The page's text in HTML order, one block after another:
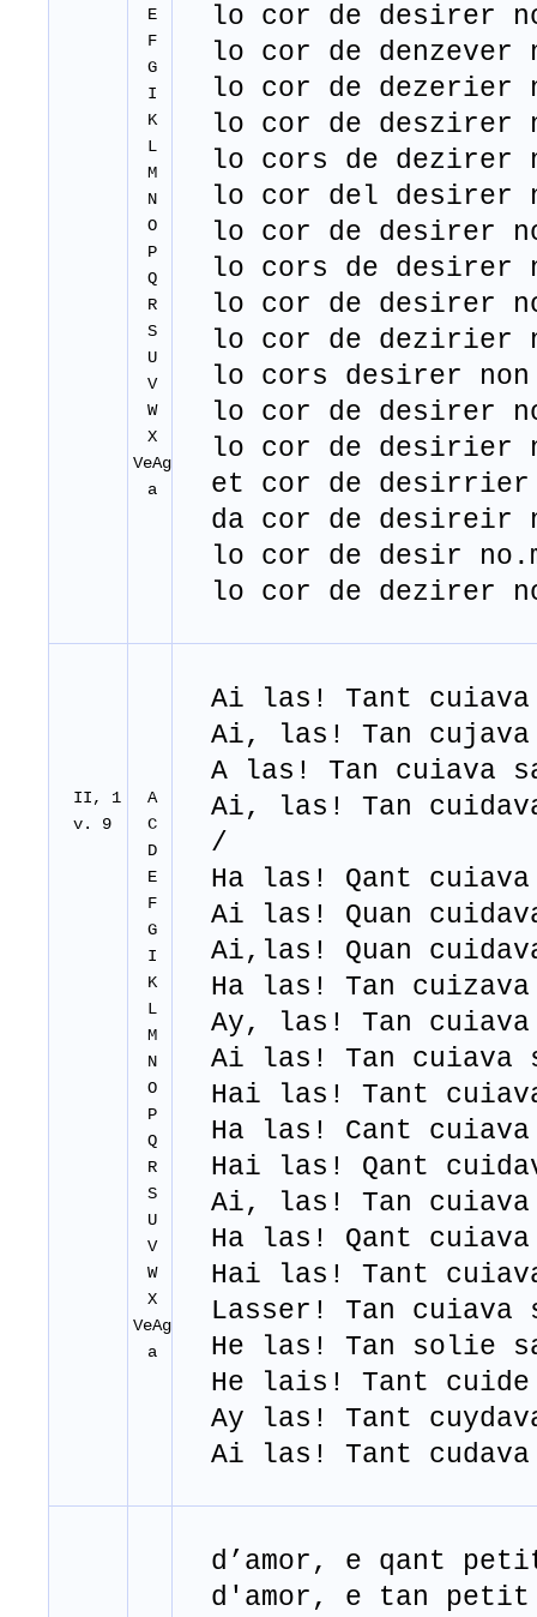
E
F
G
I
K
L
M
N
O
P
Q
R
S
U
V
W
X
VeAg
a
lo cor de desirer
lo cor de denzever
lo cor de dezerier
lo cor de deszirer
lo cors de dezirer
lo cor del desirer
lo cor de desirer
lo cors de desirer
lo cor de desirer
lo cor de dezirier
lo cors desirer
lo cor de desirer
lo cor de desirier
et cor de desirrier
da cor de desireir
lo cor de desir
lo cor de dezirer
II, 1
v. 9
A
C
D
E
F
G
I
K
L
M
N
O
P
Q
R
S
U
V
W
X
VeAg
a
Ai las! Tant cuiava
Ai, las! Tan cujava
A las! Tan cuiava
Ai, las! Tan
/
Ha las! Qant cuiava
Ai las! Quan
Ai,las! Quan
Ha las! Tan cuizava
Ay, las! Tan cuiava
Ai las! Tan cuiava
Hai las! Tant
Ha las! Cant cuiava
Hai las! Qant
Ai, las! Tan cuiava
Ha las! Qant cuiava
Hai las! Tant
Lasser! Tan cuiava
He las! Tan solie
He lais! Tant cuide
Ay las! Tant
Ai las! Tant cudava
d’amor, e qant
d'amor, e tan petit